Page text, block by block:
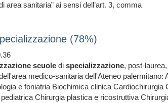
area sanitaria” ai sensi dell’art. 3, comma
(78%)
scuole di specializzazione, post-
medico-sanitaria dell'Ateneo palermitano:
e foniatria Biochimica clinica Cardiochirurgia
Chirurgia plastica e ricostruttiva